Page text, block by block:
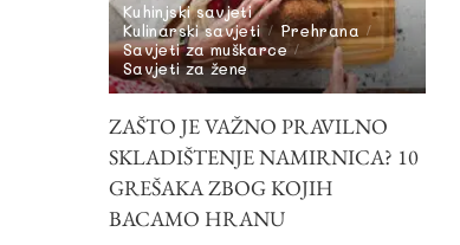
Kuhinjski savjeti
Kulinarski savjeti
Prehrana
Savjeti za muškarce
Savjeti za žene
ZAŠTO JE VAŽNO PRAVILNO
SKLADIŠTENJE NAMIRNICA? 10
GREŠAKA ZBOG KOJIH
BACAMO HRANU